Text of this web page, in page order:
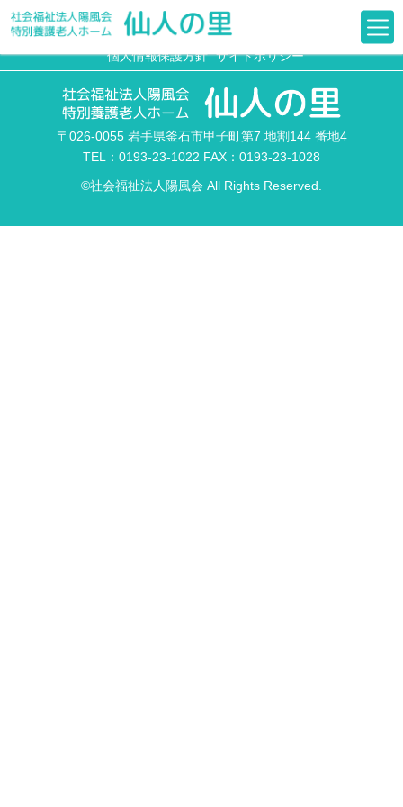
デイサービスセンター便り 8号 (令和4年2月発
行)
個人情報保護方針 サイトポリシー
〒026-0055 岩手県釜石市甲子町第7 地割144 番地4
TEL：0193-23-1022 FAX：0193-23-1028
©社会福祉法人陽風会 All Rights Reserved.